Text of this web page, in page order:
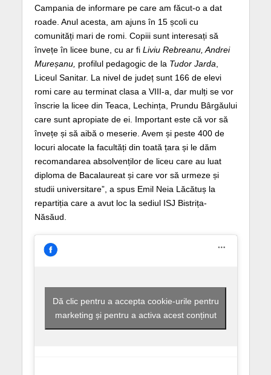
Campania de informare pe care am făcut-o a dat
roade. Anul acesta, am ajuns în 15 școli cu
comunități mari de romi. Copiii sunt interesați să
învețe în licee bune, cu ar fi Liviu Rebreanu, Andrei
Mureșanu, profilul pedagogic de la Tudor Jarda
Liceul Sanitar. La nivel de județ sunt 166 de elevi
romi care au terminat clasa a VIII-a, dar mulți se vor
înscrie la licee din Teaca, Lechința, Prundu Bârgăului
care sunt apropiate de ei. Important este că vor să
învețe și să aibă o meserie. Avem și peste 400 de
locuri alocate la facultăți din toată țara și le dăm
recomandarea absolvenților de liceu care au luat
diploma de Bacalaureat și care vor să urmeze și
studii universitare”, a spus Emil Neia Lăcătuș la
repartiția care a avut loc la sediul ISJ Bistrița-
Năsăud.
Dă clic pentru a accepta cookie-urile pentru
marketing și pentru a activa acest conținut